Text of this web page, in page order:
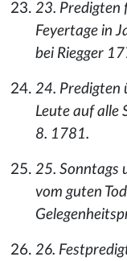
23. Predigten
Feyertage in
bei Riegger
24. Predigten
Leute auf alle
8. 1781.
25. Sonntags
vom guten
26.